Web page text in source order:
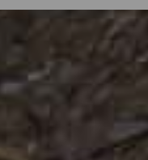
at mødes
med
er disse